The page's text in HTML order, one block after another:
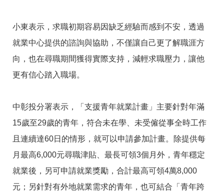
小東表示，求職初期容易因缺乏經驗而感到不安，透過
就業中心提供的諮詢與協助，不僅讓自己更了解職涯方
向，也在尋職期間獲得實際支持，減輕求職壓力，讓他
更有信心踏入職場。
中彰投分署表示，「支援青年就業計畫」主要針對年滿
15歲至29歲的青年，符合未在學、未受僱從事全時工作
且連續達60日的情形，就可以申請參加計畫。除提供每
月最高6,000元尋職津貼、最長可領3個月外，青年穩定
就業後，另可申請就業獎勵，合計最高可領4萬8,000
元；另針對有外地就業需求的青年，也可結合「青年跨